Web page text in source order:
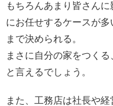
もちろんあまり皆さん
にお任せするケースが
まで決められる。
まさに自分の家をつく
と言えるでしょう。
また、工務店は社長や